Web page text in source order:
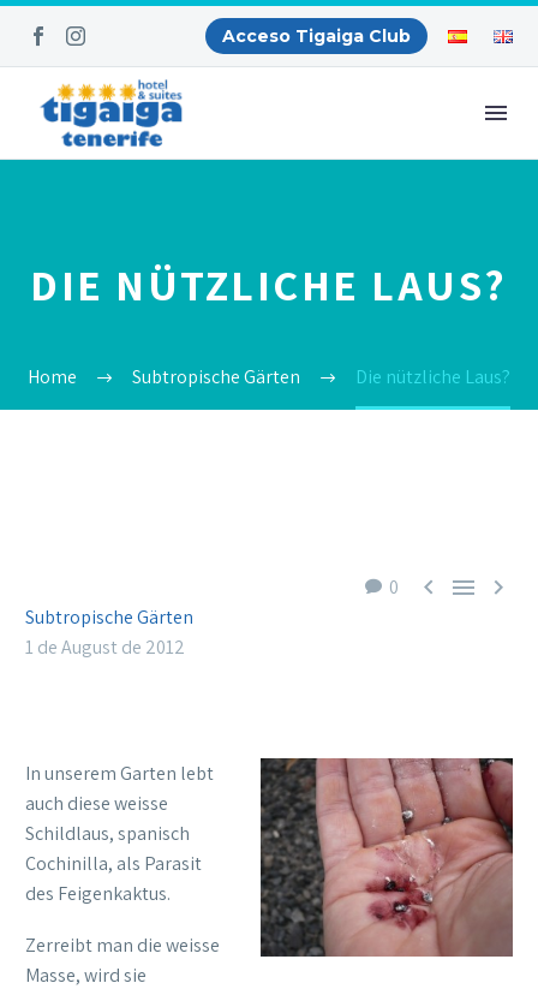
Acceso Tigaiga Club
DIE NÜTZLICHE LAUS?
Home Subtropische Gärten Die nützliche Laus?
0   
Subtropische Gärten
1 de August de 2012
In unserem Garten lebt
auch diese weisse
Schildlaus, spanisch
Cochinilla, als Parasit
des Feigenkaktus.
Zerreibt man die weisse
Masse, wird sie